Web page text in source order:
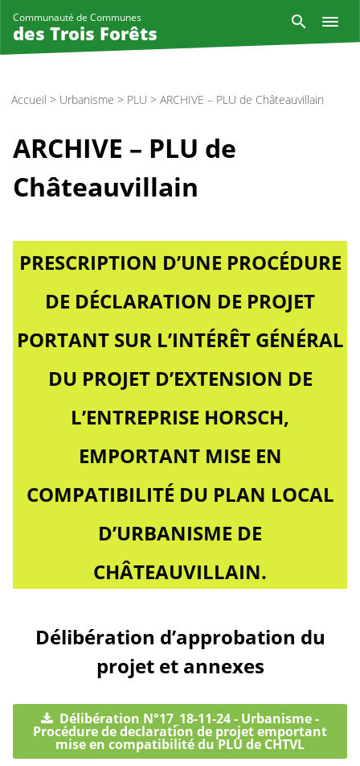
Communauté de Communes
des Trois Forêts
Accueil > Urbanisme > PLU > ARCHIVE – PLU de Châteauvillain
ARCHIVE – PLU de
Châteauvillain
PRESCRIPTION D’UNE PROCÉDURE
DE DÉCLARATION DE PROJET
PORTANT SUR L’INTÉRÊT GÉNÉRAL
DU PROJET D’EXTENSION DE
L’ENTREPRISE HORSCH,
EMPORTANT MISE EN
COMPATIBILITÉ DU PLAN LOCAL
D’URBANISME DE
CHÂTEAUVILLAIN.
Délibération d’approbation du
projet et annexes
Délibération N°17_18-11-24 - Urbanisme -
Procédure de declaration de projet emportant
mise en compatibilité du PLU de CHTVL